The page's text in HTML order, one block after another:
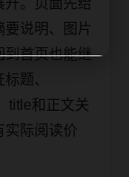
要说明、图片
到首页也能继
题、
title和正文关
实际阅读价